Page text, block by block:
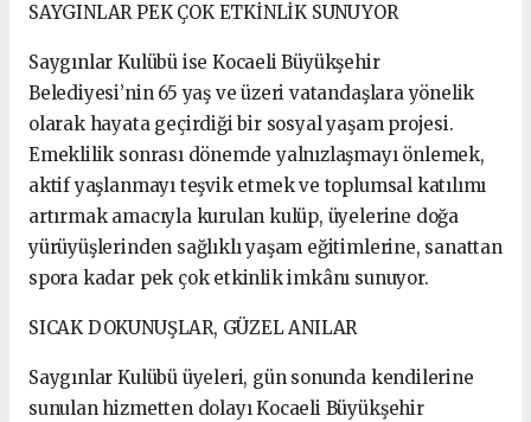
SAYGINLAR PEK ÇOK ETKİNLİK SUNUYOR
Saygınlar Kulübü ise Kocaeli Büyükşehir
Belediyesi’nin 65 yaş ve üzeri vatandaşlara yönelik
olarak hayata geçirdiği bir sosyal yaşam projesi.
Emeklilik sonrası dönemde yalnızlaşmayı önlemek,
aktif yaşlanmayı teşvik etmek ve toplumsal katılımı
artırmak amacıyla kurulan kulüp, üyelerine doğa
yürüyüşlerinden sağlıklı yaşam eğitimlerine, sanattan
spora kadar pek çok etkinlik imkânı sunuyor.
SICAK DOKUNUŞLAR, GÜZEL ANILAR
Saygınlar Kulübü üyeleri, gün sonunda kendilerine
sunulan hizmetten dolayı Kocaeli Büyükşehir